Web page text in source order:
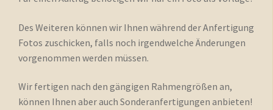
Des Weiteren können wir Ihnen während der Anfertigung
Fotos zuschicken, falls noch irgendwelche Änderungen
vorgenommen werden müssen.
Wir fertigen nach den gängigen Rahmengrößen an,
können Ihnen aber auch Sonderanfertigungen anbieten!